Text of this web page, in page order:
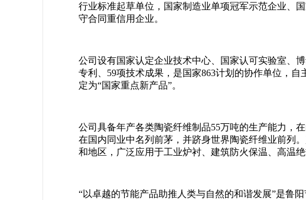
行业标准起草单位，国家制造业单项冠军示范企业、
守合同重信用企业。
公司设有国家认定企业技术中心、国家认可实验室、
专利、59项技术成果，是国家863计划的协作单位，
定为“国家重点新产品”。
公司具备年产各类陶瓷纤维制品55万吨的生产能力，
在国内同业中名列前茅，并跻身世界陶瓷纤维业前列
和地区，广泛应用于工业炉衬、建筑防火保温、高温绝
“以卓越的节能产品助推人类与自然的和谐发展”是鲁